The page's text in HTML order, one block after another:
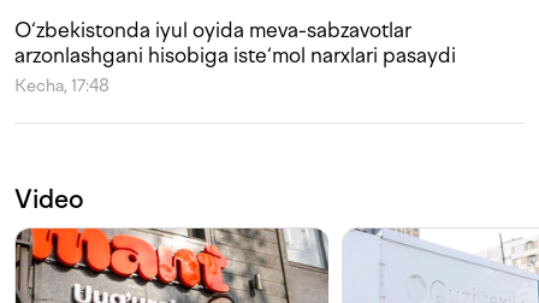
O‘zbekistonda iyul oyida meva-sabzavotlar
arzonlashgani hisobiga iste‘mol narxlari pasaydi
Kecha, 17:48
Video